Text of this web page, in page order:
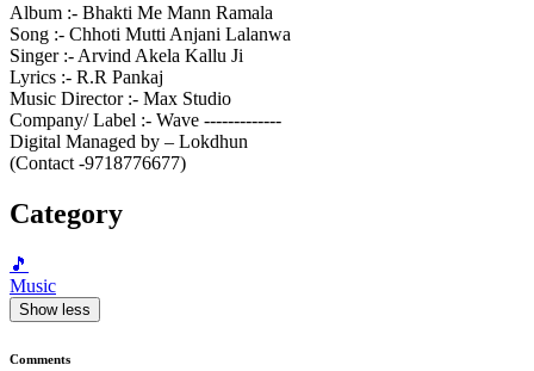
Album :- Bhakti Me Mann Ramala
Song :- Chhoti Mutti Anjani Lalanwa
Singer :- Arvind Akela Kallu Ji
Lyrics :- R.R Pankaj
Music Director :- Max Studio
Company/ Label :- Wave -------------
Digital Managed by – Lokdhun
(Contact -9718776677)
Category
🎵
Music
Show less
Comments